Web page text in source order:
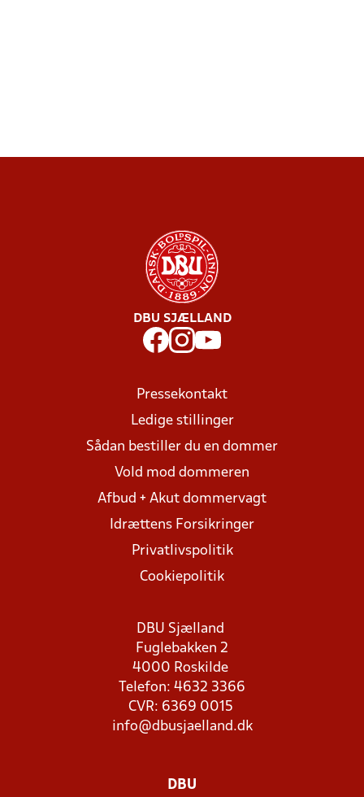
DBU SJÆLLAND
Pressekontakt
Ledige stillinger
Sådan bestiller du en dommer
Vold mod dommeren
Afbud + Akut dommervagt
Idrættens Forsikringer
Privatlivspolitik
Cookiepolitik
DBU Sjælland
Fuglebakken 2
4000 Roskilde
Telefon: 4632 3366
CVR: 6369 0015
info@dbusjaelland.dk
DBU